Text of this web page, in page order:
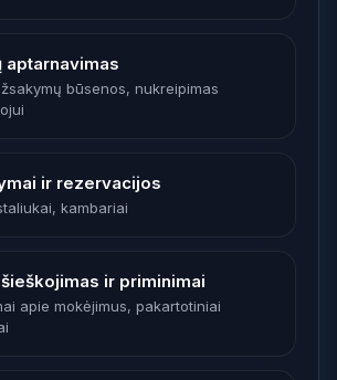
aptarnavimas
būsenos, nukreipimas
ir rezervacijos
kambariai
ir priminimai
apie mokėjimus, pakartotiniai